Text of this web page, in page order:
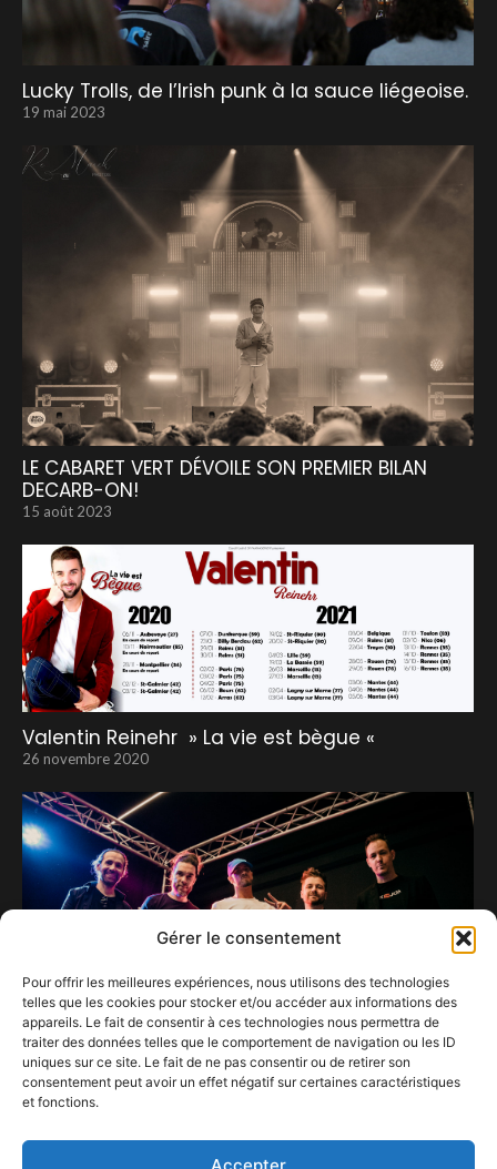
Gérer le consentement
Pour offrir les meilleures expériences, nous utilisons des technologies
telles que les cookies pour stocker et/ou accéder aux informations des
appareils. Le fait de consentir à ces technologies nous permettra de
traiter des données telles que le comportement de navigation ou les ID
uniques sur ce site. Le fait de ne pas consentir ou de retirer son
consentement peut avoir un effet négatif sur certaines caractéristiques
et fonctions.
Accepter
Lucky Trolls, de l’Irish punk à la sauce liégeoise.
19 mai 2023
LE CABARET VERT DÉVOILE SON PREMIER BILAN
DECARB-ON!
15 août 2023
Valentin Reinehr » La vie est bègue «
26 novembre 2020
19 décembre 2021